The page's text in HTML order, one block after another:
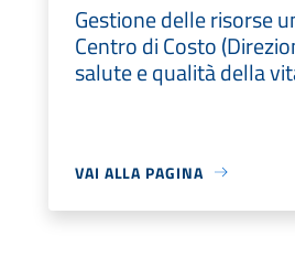
Gestione delle risorse
Centro di Costo
salute e qualità della
VAI ALLA PAGINA